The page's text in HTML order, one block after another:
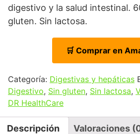
digestivo y la salud intestinal.
gluten. Sin lactosa.
🛒 Comprar en
Categoría: Digestivas y hepáticas
Digestivo, Sin gluten, Sin lactosa,
DR HealthCare
Descripción Valoraciones